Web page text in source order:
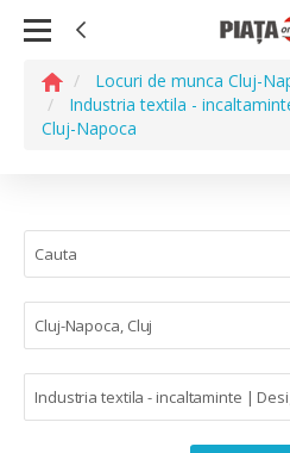
Locuri de munca Cluj-
Industria textila -
Cluj-Napoca
Cluj-Napoca, Cluj
Industria textila - incaltaminte |